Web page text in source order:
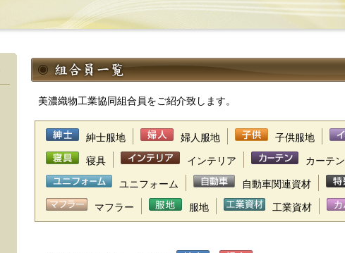
美濃織物工業協同組合員をご紹介致します。
紳士服地 婦人服地 子供服地
寝具 インテリア カーテン
ユニフォーム 自動車関連資材
マフラー 服地 工業資材